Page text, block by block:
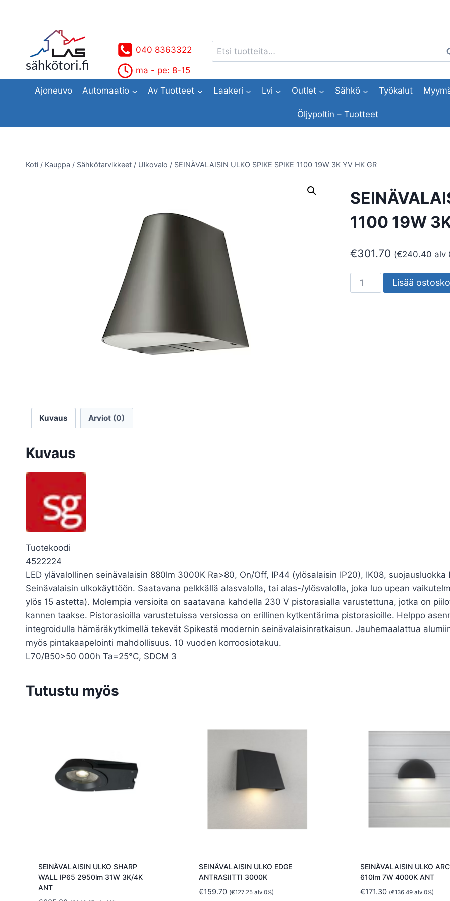
sähkötori.fi
040 8363322
ma - pe: 8-15
Etsi:
Ajoneuvo Automaatio Av Tuotteet Laakeri Lvi Outlet Sähkö Työkalut
Öljypoltin – Tuotteet
Koti / Kauppa / Sähkötarvikkeet / Ulkovalo / SEINÄVALAISIN ULKO SPIKE SPIKE 1100 19W 3K YV HK GR
1100 19W
€301.70 (€240.40 alv
SEINÄVALAISIN
ULKO
Lisää
Kuvaus Arviot (0)
Kuvaus
Tuotekoodi
4522224
LED ylävalollinen seinävalaisin 880lm 3000K Ra>80, On/Off, IP44 (ylösalaisin IP20), IK08,
Seinävalaisin ulkokäyttöön. Saatavana pelkkällä alasvalolla, tai alas-/ylösvalolla, joka luo upean
ylös 15 astetta). Molempia versioita on saatavana kahdella 230 V pistorasialla varustettuna, jotka on
kannen taakse. Pistorasioilla varustetuissa versiossa on erillinen kytkentärima pistorasioille. Helppo
integroidulla hämäräkytkimellä tekevät Spikestä modernin seinävalaisinratkaisun. Jauhemaalattua
myös pintakaapelointi mahdollisuus. 10 vuoden korroosiotakuu.
L70/B50>50 000h Ta=25°C, SDCM 3
Tutustu myös
SEINÄVALAISIN ULKO SHARP
WALL IP65 2950lm 31W 3K/4K
ANT
SEINÄVALAISIN ULKO EDGE
ANTRASIITTI 3000K
€159.70 (€127.25 alv 0%)
SEINÄVALAISIN ULKO
610lm 7W 4000K ANT
€171.30 (€136.49alv 0%)